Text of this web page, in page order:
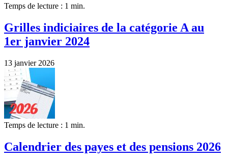
Temps de lecture : 1 min.
Grilles indiciaires de la catégorie A au
1er janvier 2024
13 janvier 2026
Temps de lecture : 1 min.
Calendrier des payes et des pensions 2026